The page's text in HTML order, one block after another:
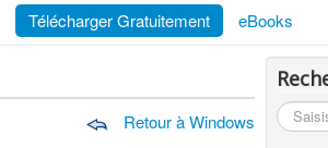
Télécharger Gratuitement eBooks
Retour à Windows